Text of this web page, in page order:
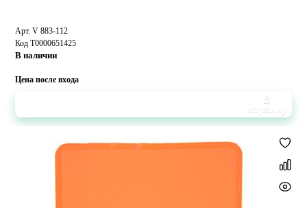
Арт. V 883-112
Код Т0000651425
В наличии
Цена после входа
В
корзину